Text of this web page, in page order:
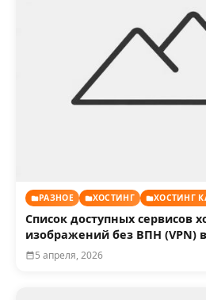
РАЗНОЕ ХОСТИНГ ХОСТИНГ
Список доступных сервисов
изображений без ВПН (VPN)
5 апреля, 2026